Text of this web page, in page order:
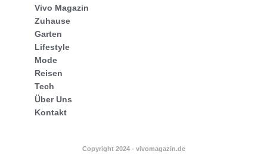
Vivo Magazin
Zuhause
Garten
Lifestyle
Mode
Reisen
Tech
Über Uns
Kontakt
Copyright 2024 - vivomagazin.de